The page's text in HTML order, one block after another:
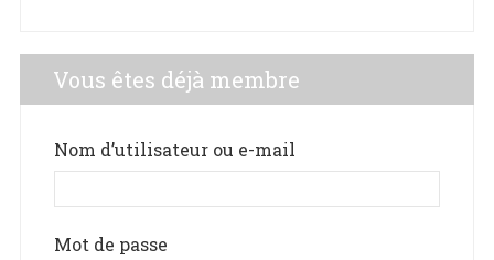
Vous êtes déjà membre
Nom d’utilisateur ou e-mail
Mot de passe